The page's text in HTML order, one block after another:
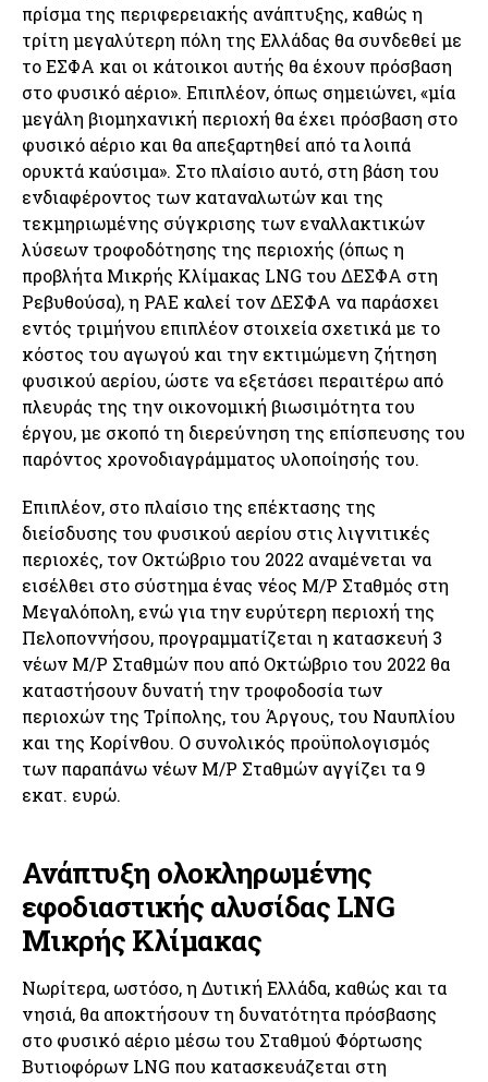
πρίσμα της περιφερειακής ανάπτυξης, καθώς η
τρίτη μεγαλύτερη πόλη της Ελλάδας θα συνδεθεί με
το ΕΣΦΑ και οι κάτοικοι αυτής θα έχουν πρόσβαση
στο φυσικό αέριο». Επιπλέον, όπως σημειώνει, «μία
μεγάλη βιομηχανική περιοχή θα έχει πρόσβαση στο
φυσικό αέριο και θα απεξαρτηθεί από τα λοιπά
ορυκτά καύσιμα». Στο πλαίσιο αυτό, στη βάση του
ενδιαφέροντος των καταναλωτών και της
τεκμηριωμένης σύγκρισης των εναλλακτικών
λύσεων τροφοδότησης της περιοχής (όπως η
προβλήτα Μικρής Κλίμακας LNG του ΔΕΣΦΑ στη
Ρεβυθούσα), η ΡΑΕ καλεί τον ΔΕΣΦΑ να παράσχει
εντός τριμήνου επιπλέον στοιχεία σχετικά με το
κόστος του αγωγού και την εκτιμώμενη ζήτηση
φυσικού αερίου, ώστε να εξετάσει περαιτέρω από
πλευράς της την οικονομική βιωσιμότητα του
έργου, με σκοπό τη διερεύνηση της επίσπευσης του
παρόντος χρονοδιαγράμματος υλοποίησής του.
Επιπλέον, στο πλαίσιο της επέκτασης της
διείσδυσης του φυσικού αερίου στις λιγνιτικές
περιοχές, τον Οκτώβριο του 2022 αναμένεται να
εισέλθει στο σύστημα ένας νέος Μ/Ρ Σταθμός στη
Μεγαλόπολη, ενώ για την ευρύτερη περιοχή της
Πελοποννήσου, προγραμματίζεται η κατασκευή 3
νέων Μ/Ρ Σταθμών που από Οκτώβριο του 2022 θα
καταστήσουν δυνατή την τροφοδοσία των
περιοχών της Τρίπολης, του Άργους, του Ναυπλίου
και της Κορίνθου. Ο συνολικός προϋπολογισμός
των παραπάνω νέων Μ/Ρ Σταθμών αγγίζει τα 9
εκατ. ευρώ.
Ανάπτυξη ολοκληρωμένης
εφοδιαστικής αλυσίδας LNG
Μικρής Κλίμακας
Νωρίτερα, ωστόσο, η Δυτική Ελλάδα, καθώς και τα
νησιά, θα αποκτήσουν τη δυνατότητα πρόσβασης
στο φυσικό αέριο μέσω του Σταθμού Φόρτωσης
Βυτιοφόρων LNG που κατασκευάζεται στη